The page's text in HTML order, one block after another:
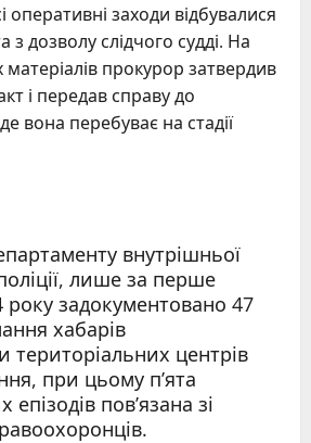
заходи відбувалися
з дозволу слідчого судді. На
матеріалів прокурор затвердив
і передав справу до
вона перебуває на стадії
внутрішньої
лише за перше
року задокументовано 47
хабарів
територіальних центрів
при цьому п’ята
епізодів пов’язана зі